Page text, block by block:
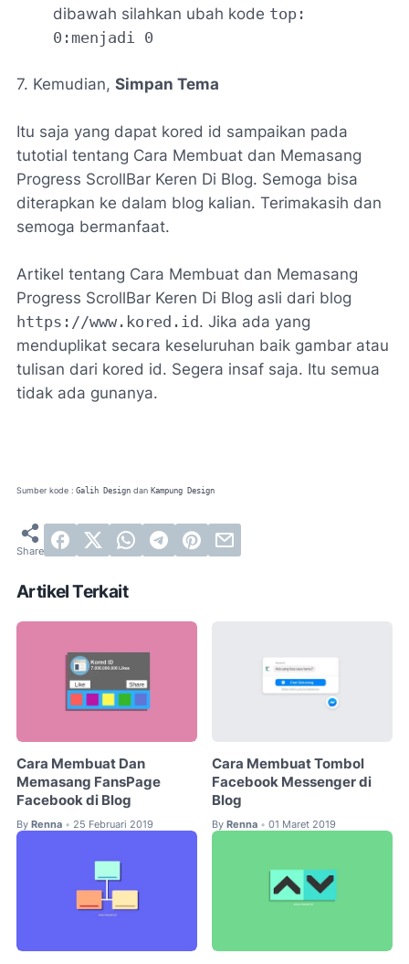
dibawah silahkan ubah kode top:
0:menjadi 0
7. Kemudian, Simpan Tema
Itu saja yang dapat kored id sampaikan pada
tutotial tentang Cara Membuat dan Memasang
Progress ScrollBar Keren Di Blog. Semoga bisa
diterapkan ke dalam blog kalian. Terimakasih dan
semoga bermanfaat.
Artikel tentang Cara Membuat dan Memasang
Progress ScrollBar Keren Di Blog asli dari blog
https://www.kored.id. Jika ada yang
menduplikat secara keseluruhan baik gambar atau
tulisan dari kored id. Segera insaf saja. Itu semua
tidak ada gunanya.
Sumber kode : Galih Design dan Kampung Design
Artikel Terkait
Cara Membuat Dan
Memasang FansPage
Facebook di Blog
By Renna • 25 Februari 2019
Cara Membuat Tombol
Facebook Messenger di
Blog
By Renna • 01 Maret 2019